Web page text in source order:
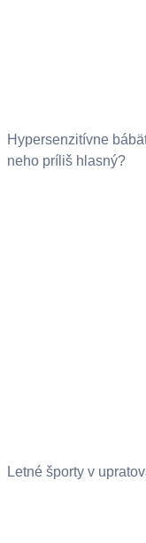
Hypersenzitívne
neho príliš hlasný?
Letné športy v